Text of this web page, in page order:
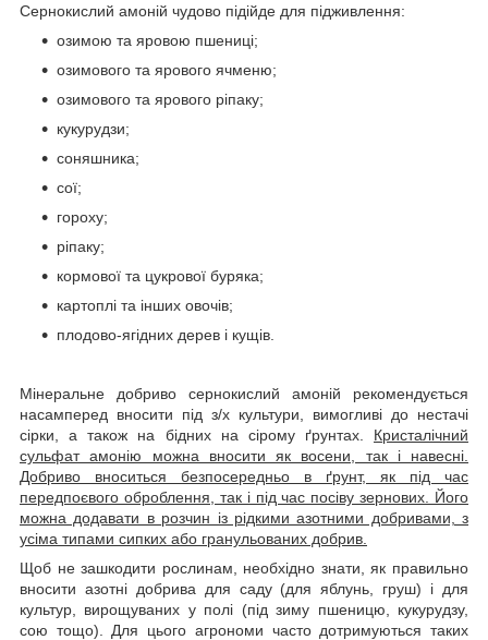
Сернокислий амоній чудово підійде для підживлення:
озимою та яровою пшениці;
озимового та ярового ячменю;
озимового та ярового ріпаку;
кукурудзи;
соняшника;
сої;
гороху;
ріпаку;
кормової та цукрової буряка;
картоплі та інших овочів;
плодово-ягідних дерев і кущів.
Мінеральне добриво сернокислий амоній рекомендується
насамперед вносити під з/х культури, вимогливі до нестачі
сірки, а також на бідних на сірому ґрунтах. Кристалічний
сульфат амонію можна вносити як восени, так і навесні.
Добриво вноситься безпосередньо в ґрунт, як під час
передпоєвого оброблення, так і під час посіву зернових. Його
можна додавати в розчин із рідкими азотними добривами, з
усіма типами сипких або гранульованих добрив.
Щоб не зашкодити рослинам, необхідно знати, як правильно
вносити азотні добрива для саду (для яблунь, груш) і для
культур, вирощуваних у полі (під зиму пшеницю, кукурудзу,
сою тощо). Для цього агрономи часто дотримуються таких